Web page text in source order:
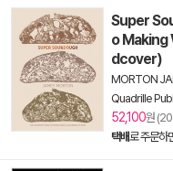
Super
o Making
dcover)
MORTON
Quadrille
52,100원
택배로 주문하